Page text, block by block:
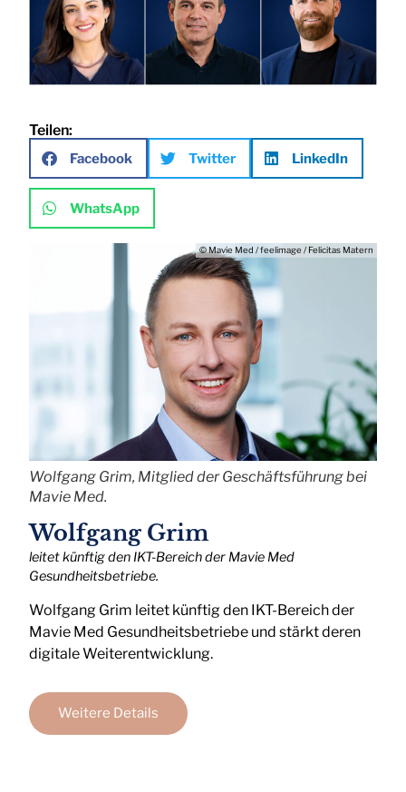
Teilen:
Facebook Twitter LinkedIn
WhatsApp
© Mavie Med / feelimage / Felicitas Matern
Wolfgang Grim, Mitglied der Geschäftsführung bei
Mavie Med.
Wolfgang Grim
leitet künftig den IKT-Bereich der Mavie Med
Gesundheitsbetriebe.
Wolfgang Grim leitet künftig den IKT-Bereich der
Mavie Med Gesundheitsbetriebe und stärkt deren
digitale Weiterentwicklung.
Weitere Details